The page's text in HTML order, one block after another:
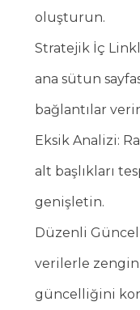
oluşturun.
Stratejik İç
ana sütun
bağlantılar
Eksik Analizi:
alt başlıkları
genişletin.
Düzenli
verilerle
güncelliğini